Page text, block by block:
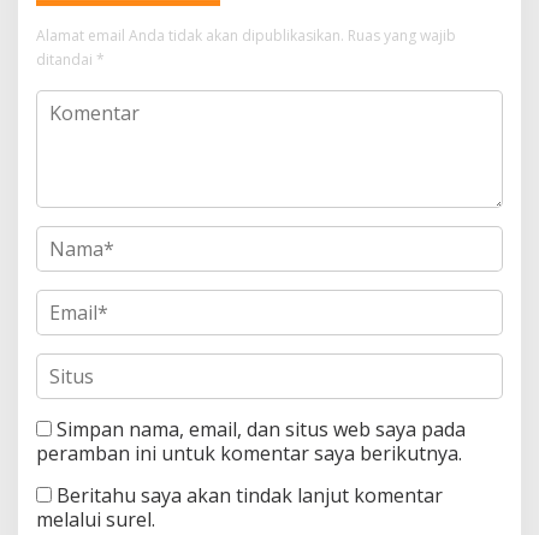
Alamat email Anda tidak akan dipublikasikan. Ruas yang wajib
ditandai *
Simpan nama, email, dan situs web saya pada
peramban ini untuk komentar saya berikutnya.
Beritahu saya akan tindak lanjut komentar
melalui surel.